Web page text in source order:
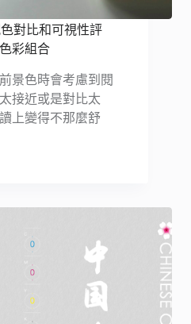
對比和可視性評
彩組合
景色時會考慮到閱
接近或是對比太
上變得不那麼舒